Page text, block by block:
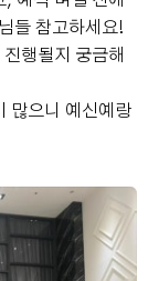
들 참고하세요!
행될지 궁금해
많으니 예신예랑